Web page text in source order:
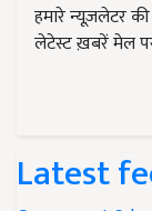
हमारे न्यूज़लेटर
लेटेस्ट ख़बरें मेल
Latest